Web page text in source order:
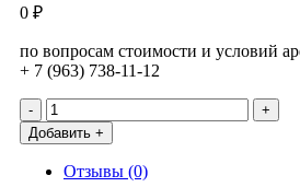
0 ₽
по вопросам стоимости и условий
+ 7 (963) 738-11-12
Количество
товара
Казаны
от
Добавить +
Отзывы (0)